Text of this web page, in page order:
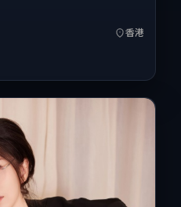
于 2023-05-27 起陆续登陆
片长140分钟。
香港